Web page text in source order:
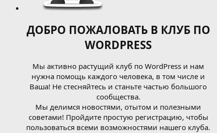
ДОБРО ПОЖАЛОВАТЬ В КЛУБ ПО
WORDPRESS
Мы активно растущий клуб по WordPress и нам
нужна помощь каждого человека, в том числе и
Ваша! Не стесняйтесь и станьте частью большого
сообщества.
Мы делимся новостями, отытом и полезными
советами! Пройдите простую регистрацию, чтобы
пользоваться всеми возможностями нашего клуба.